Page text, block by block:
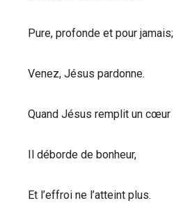
Pure, profonde et pour jamais;
Venez, Jésus pardonne.
Quand Jésus remplit un cœur
Il déborde de bonheur,
Et l’effroi ne l’atteint plus.